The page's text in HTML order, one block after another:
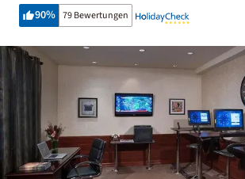
90% 79 Bewertungen